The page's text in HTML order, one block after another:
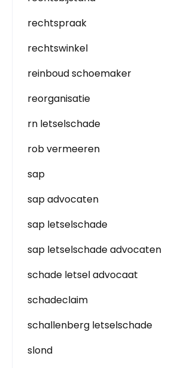
rechtspraak
rechtswinkel
reinboud schoemaker
reorganisatie
rn letselschade
rob vermeeren
sap
sap advocaten
sap letselschade
sap letselschade advocaten
schade letsel advocaat
schadeclaim
schallenberg letselschade
slond